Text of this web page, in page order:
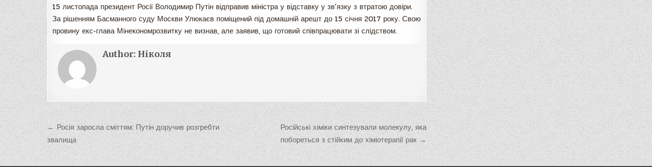
15 листопада президент Росії Володимир Путін відправив міністра у відставку у зв’язку з втратою довіри.
За рішенням Басманного суду Москви Улюкаєв поміщений під домашній арешт до 15 січня 2017 року. Свою
провину екс-глава Мінекономрозвитку не визнав, але заявив, що готовий співпрацювати зі слідством.
Author: Ніколя
Навигация
по
записям
Російські хіміки синтезували молекулу, яка
побореться з стійким до хіміотерапії рак →
← Росія заросла сміттям: Путін доручив розгребти
звалища